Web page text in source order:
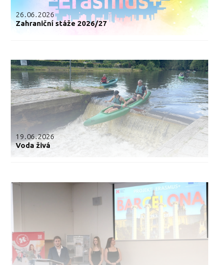
26.06.2026
Zahraniční stáže 2026/27
19.06.2026
Voda živá